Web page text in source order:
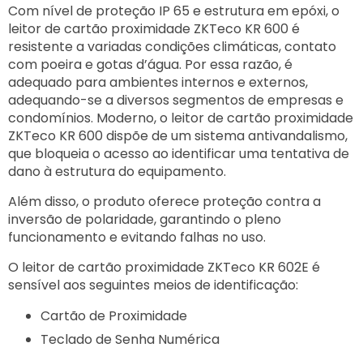
Com nível de proteção IP 65 e estrutura em epóxi, o
leitor de cartão proximidade ZKTeco KR 600 é
resistente a variadas condições climáticas, contato
com poeira e gotas d’água. Por essa razão, é
adequado para ambientes internos e externos,
adequando-se a diversos segmentos de empresas e
condomínios. Moderno, o leitor de cartão proximidade
ZKTeco KR 600 dispõe de um sistema antivandalismo,
que bloqueia o acesso ao identificar uma tentativa de
dano à estrutura do equipamento.
Além disso, o produto oferece proteção contra a
inversão de polaridade, garantindo o pleno
funcionamento e evitando falhas no uso.
O leitor de cartão proximidade ZKTeco KR 602E é
sensível aos seguintes meios de identificação:
Cartão de Proximidade
Teclado de Senha Numérica